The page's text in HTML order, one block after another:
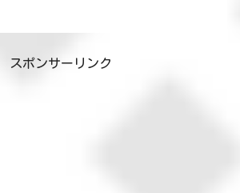
スポンサーリンク